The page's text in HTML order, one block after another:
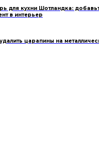
для кухни Шотландка:
в интерьер
царапины на